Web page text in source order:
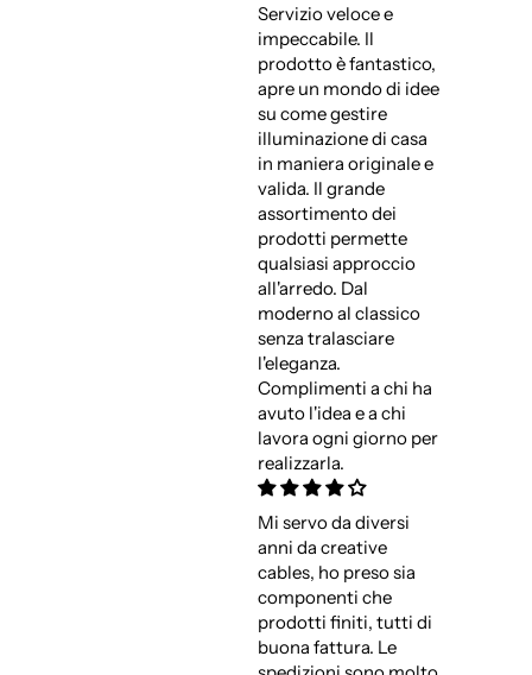
Servizio veloce e
impeccabile. Il
prodotto è fantastico,
apre un mondo di idee
su come gestire
illuminazione di casa
in maniera originale e
valida. Il grande
assortimento dei
prodotti permette
qualsiasi approccio
all'arredo. Dal
moderno al classico
senza tralasciare
l'eleganza.
Complimenti a chi ha
avuto l'idea e a chi
lavora ogni giorno per
realizzarla.
Mi servo da diversi
anni da creative
cables, ho preso sia
componenti che
prodotti finiti, tutti di
buona fattura. Le